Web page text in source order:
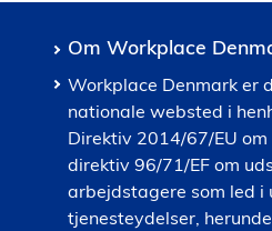
Om Workplace
Workplace Denmark er
nationale websted i
Direktiv 2014/67/EU
direktiv 96/71/EF om
arbejdstagere som led i
tjenesteydelser,